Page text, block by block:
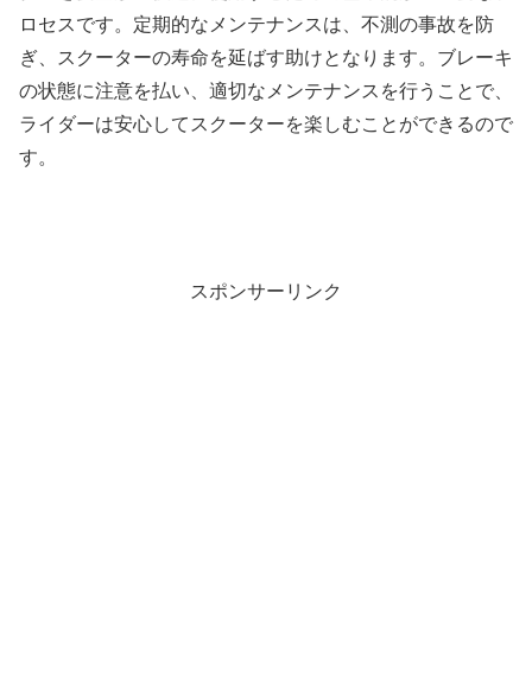
ロセスです。定期的なメンテナンスは、不測の事故を防
ぎ、スクーターの寿命を延ばす助けとなります。ブレーキ
の状態に注意を払い、適切なメンテナンスを行うことで、
ライダーは安心してスクーターを楽しむことができるので
す。
スポンサーリンク